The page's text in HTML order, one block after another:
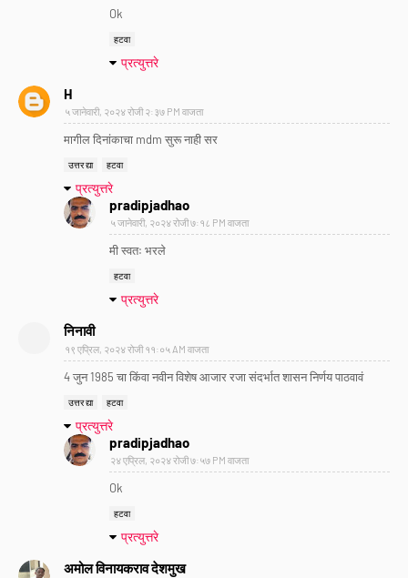
Ok
हटवा
प्रत्युत्तरे
H
५ जानेवारी, २०२४ रोजी २:३७ PM वाजता
मागील दिनांकाचा mdm सुरू नाही सर
उत्तर द्या हटवा
प्रत्युत्तरे
pradipjadhao
५ जानेवारी, २०२४ रोजी ७:१८ PM वाजता
मी स्वतः भरले
हटवा
प्रत्युत्तरे
निनावी
१९ एप्रिल, २०२४ रोजी ११:०५ AM वाजता
4 जुन 1985 चा किंवा नवीन विशेष आजार रजा संदर्भात शासन निर्णय पाठवावं
उत्तर द्या हटवा
प्रत्युत्तरे
pradipjadhao
२४ एप्रिल, २०२४ रोजी ७:५७ PM वाजता
Ok
हटवा
प्रत्युत्तरे
अमोल विनायकराव देशमुख